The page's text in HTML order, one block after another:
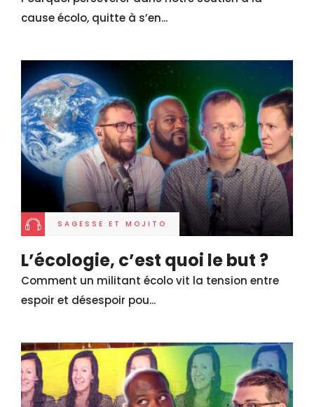
cause écolo, quitte à s’en...
SAGESSE ET MOJITO
L’écologie, c’est quoi le but ?
Comment un militant écolo vit la tension entre
espoir et désespoir pou...